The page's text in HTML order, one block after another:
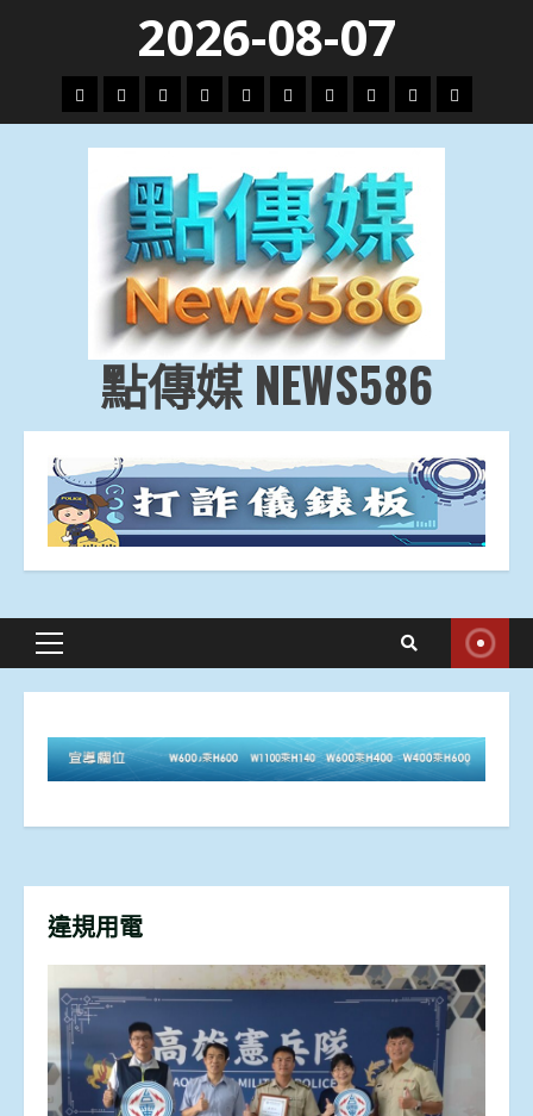
content
2026-08-07
頭
條
財
經
地
方.
會
文
教.
技
專
題
娛
樂
劇
政
治
國
際
運
動
生
活
點傳媒 NEWS586
Primary
違規用電